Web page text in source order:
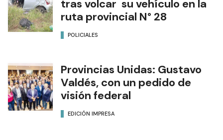
tras volcar su vehículo en la
ruta provincial N° 28
POLICIALES
Provincias Unidas: Gustavo
Valdés, con un pedido de
visión federal
EDICIÓN IMPRESA